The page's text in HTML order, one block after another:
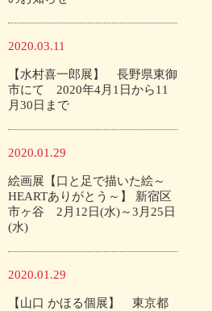
2020.03.11
【水村喜一郎展】 長野県東御
市にて 2020年4月1日から11
月30日まで
2020.01.29
絵画展【口と足で描いた絵～
HEARTありがとう～】 新宿区
市ヶ谷 2月12日(水)～3月25日
(水)
2020.01.29
【山口 かほる個展】 東京都